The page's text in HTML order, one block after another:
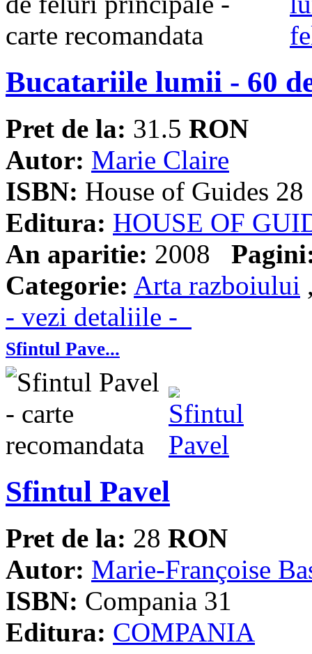
Bucatariile lumii - 60
Pret de la: 31.5 RON
Autor: Marie Claire
ISBN: House of Guides 28
Editura: HOUSE OF
An aparitie: 2008
Categorie: Arta razboiului
- vezi detaliile -
Sfintul Pave...
Sfintul Pavel
Pret de la: 28 RON
Autor: Marie-Françoise
ISBN: Compania 31
Editura: COMPANIA